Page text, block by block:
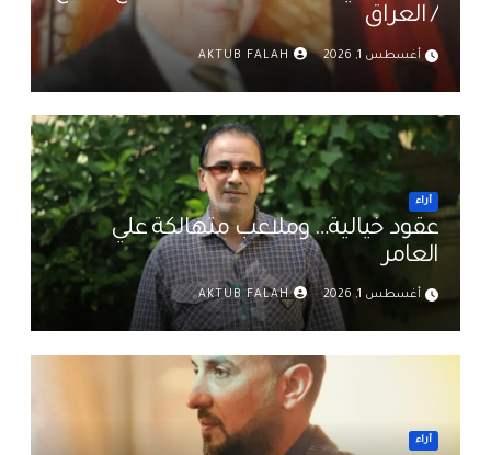
/ العراق
أغسطس 1, 2026 AKTUB FALAH
أراء
عقود خيالية… وملاعب متهالكة علي
العامر
أغسطس 1, 2026 AKTUB FALAH
أراء